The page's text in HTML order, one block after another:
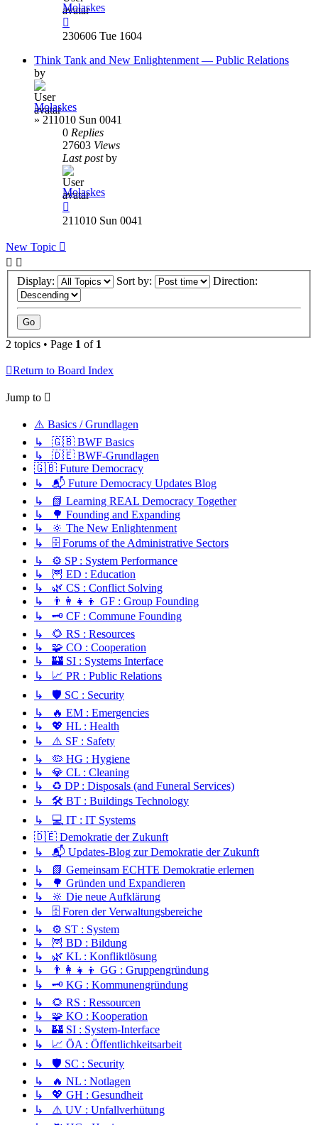
Molaskes
230606 Tue 1604
Think Tank and New Enlightenment — Public Relations
by
Molaskes
» 211010 Sun 0041
0 Replies
27603 Views
Last postby
Molaskes
211010 Sun 0041
New Topic
Display: Sort by: Direction:
2 topics • Page 1 of 1
Return to Board Index
Jump to
⚠️ Basics / Grundlagen
↳ 🇬🇧 BWF Basics
↳ 🇩🇪 BWF-Grundlagen
🇬🇧 Future Democracy
↳ 📬 Future Democracy Updates Blog
↳ 📗 Learning REAL Democracy Together
↳ 🌳 Founding and Expanding
↳ 🔆 The New Enlightenment
↳ 🗄️ Forums of the Administrative Sectors
↳ ⚙️ SP : System Performance
↳ 🦉 ED : Education
↳ 🌿 CS : Conflict Solving
↳ 👨‍👩‍👧‍👦 GF : Group Founding
↳ 🗝️ CF : Commune Founding
↳ 🌻 RS : Resources
↳ 🧩 CO : Cooperation
↳ 🏰 SI : Systems Interface
↳ 📈 PR : Public Relations
↳ 🛡️ SC : Security
↳ 🔥 EM : Emergencies
↳ 💖 HL : Health
↳ ⚠️ SF : Safety
↳ 🦠 HG : Hygiene
↳ 💎 CL : Cleaning
↳ ♻️ DP : Disposals (and Funeral Services)
↳ 🛠️ BT : Buildings Technology
↳ 💻 IT : IT Systems
🇩🇪 Demokratie der Zukunft
↳ 📬 Updates-Blog zur Demokratie der Zukunft
↳ 📗 Gemeinsam ECHTE Demokratie erlernen
↳ 🌳 Gründen und Expandieren
↳ 🔆 Die neue Aufklärung
↳ 🗄️ Foren der Verwaltungsbereiche
↳ ⚙️ ST : System
↳ 🦉 BD : Bildung
↳ 🌿 KL : Konfliktlösung
↳ 👨‍👩‍👧‍👦 GG : Gruppengründung
↳ 🗝️ KG : Kommunengründung
↳ 🌻 RS : Ressourcen
↳ 🧩 KO : Kooperation
↳ 🏰 SI : System-Interface
↳ 📈 ÖA : Öffentlichkeitsarbeit
↳ 🛡️ SC : Security
↳ 🔥 NL : Notlagen
↳ 💖 GH : Gesundheit
↳ ⚠️ UV : Unfallverhütung